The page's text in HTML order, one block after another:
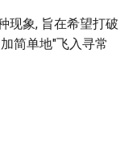
13 类继承
15 友元、异常和
Part2
Advanced MPI and
UPC++
12 Memory
Hypatia
SpaceRTC
现象, 旨在希望打破
简单地"飞入寻常